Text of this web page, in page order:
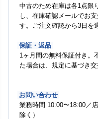
中古のため在庫は各1点限
し、在庫確認メールでお
す。ご注文確認から3日を
保証・返品
1ヶ月間の無料保証付き。
た場合は、規定に基づき交
お問い合わせ
業務時間 10:00〜18:00／
除く）